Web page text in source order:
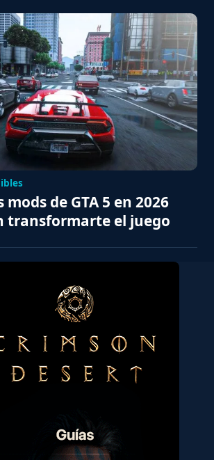
mods de GTA 5 en 2026
transformarte el juego